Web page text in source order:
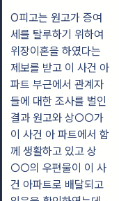
O피고는 원고가 증여
세를 탈루하기 위하여
위장이혼을 하였다는
제보를 받고 이 사건 아
파트 부근에서 관계자
들에 대한 조사를 벌인
결과 원고와 상○○가
이 사건 아 파트에서 함
께 생활하고 있고 상
○○의 우편물이 이 사
건 아파트로 배달되고